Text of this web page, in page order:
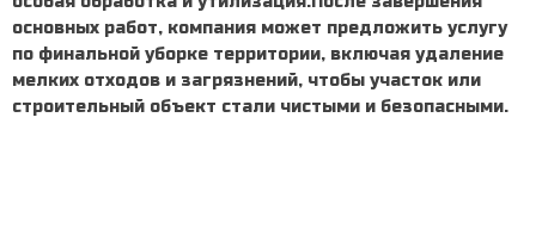
основных работ, компания может предложить услугу
по финальной уборке территории, включая удаление
мелких отходов и загрязнений, чтобы участок или
строительный объект стали чистыми и безопасными.